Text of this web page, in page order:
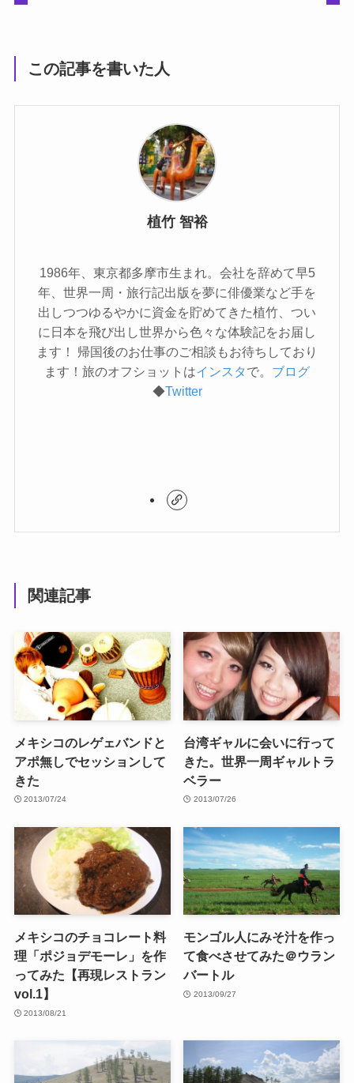
この記事を書いた人
植竹 智裕
1986年、東京都多摩市生まれ。会社を辞めて早5
年、世界一周・旅行記出版を夢に俳優業など手を
出しつつゆるやかに資金を貯めてきた植竹、つい
に日本を飛び出し世界から色々な体験記をお届し
ます！ 帰国後のお仕事のご相談もお待ちしており
ます！旅のオフショットはインスタ で。 ブログ
◆Twitter
関連記事
メキシコのレゲェバンドと
アポ無しでセッションして
きた
2013/07/24
台湾ギャルに会いに行って
きた。世界一周ギャルトラ
ベラー
2013/07/26
メキシコのチョコレート料
理「ポジョデモーレ」を作
ってみた【再現レストラン
vol.1】
2013/08/21
モンゴル人にみそ汁を作っ
て食べさせてみた＠ウラン
バートル
2013/09/27